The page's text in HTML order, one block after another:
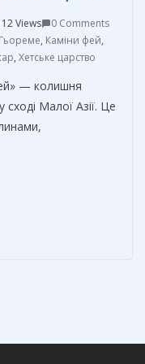
Views
0 Comments
Гьореме, Каміни фей,
, Хетське царство
— колишня
Малої Азії. Це